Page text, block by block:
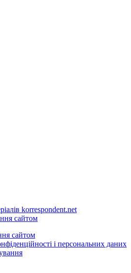
korrespondent.net
сайтом
сайтом
і персональних даних